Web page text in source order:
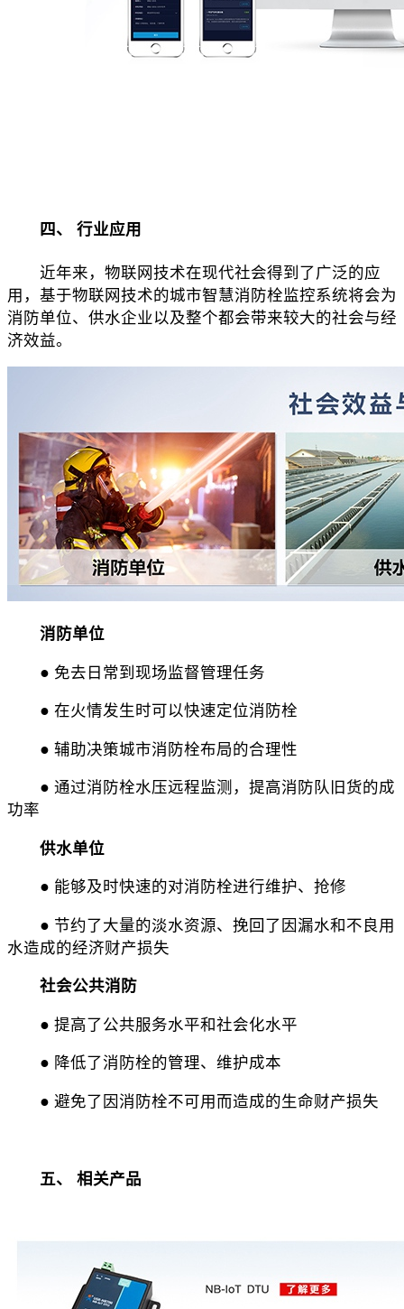
四、 行业应用
近年来，物联网技术在现代社会得到了广泛的应
用，基于物联网技术的城市智慧消防栓监控系统将会为
消防单位、供水企业以及整个都会带来较大的社会与经
济效益。
消防单位
● 免去日常到现场监督管理任务
● 在火情发生时可以快速定位消防栓
● 辅助决策城市消防栓布局的合理性
● 通过消防栓水压远程监测，提高消防队旧货的成
功率
供水单位
● 能够及时快速的对消防栓进行维护、抢修
● 节约了大量的淡水资源、挽回了因漏水和不良用
水造成的经济财产损失
社会公共消防
● 提高了公共服务水平和社会化水平
● 降低了消防栓的管理、维护成本
● 避免了因消防栓不可用而造成的生命财产损失
五、 相关产品